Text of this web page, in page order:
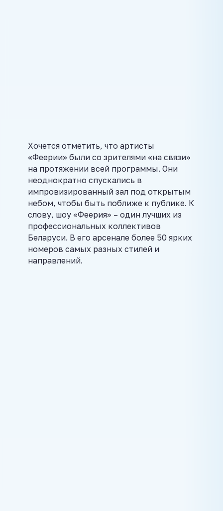
Хочется отметить, что артисты
«Феерии» были со зрителями «на связи»
на протяжении всей программы. Они
неоднократно спускались в
импровизированный зал под открытым
небом, чтобы быть поближе к публике. К
слову, шоу «Феерия» – один лучших из
профессиональных коллективов
Беларуси. В его арсенале более 50 ярких
номеров самых разных стилей и
направлений.